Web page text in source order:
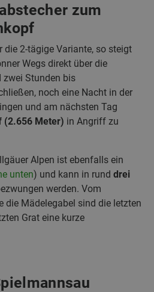
zum
2-tägige Variante, so steigt
Wegs direkt über die
zwei Stunden bis
noch eine Nacht in der
und am nächsten Tag
(2.656 Meter) in Angriff zu
Alpen ist ebenfalls ein
unten) und kann in rund drei
werden. Vom
die Mädelegabel sind die letzten
Grat eine kurze